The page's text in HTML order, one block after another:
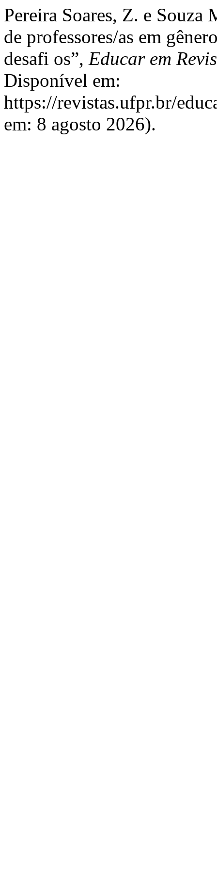
Pereira Soares, Z. e
de professores/as em
desafi os”, Educar em
Disponível em:
https://revistas.ufpr.br/
em: 8 agosto 2026).